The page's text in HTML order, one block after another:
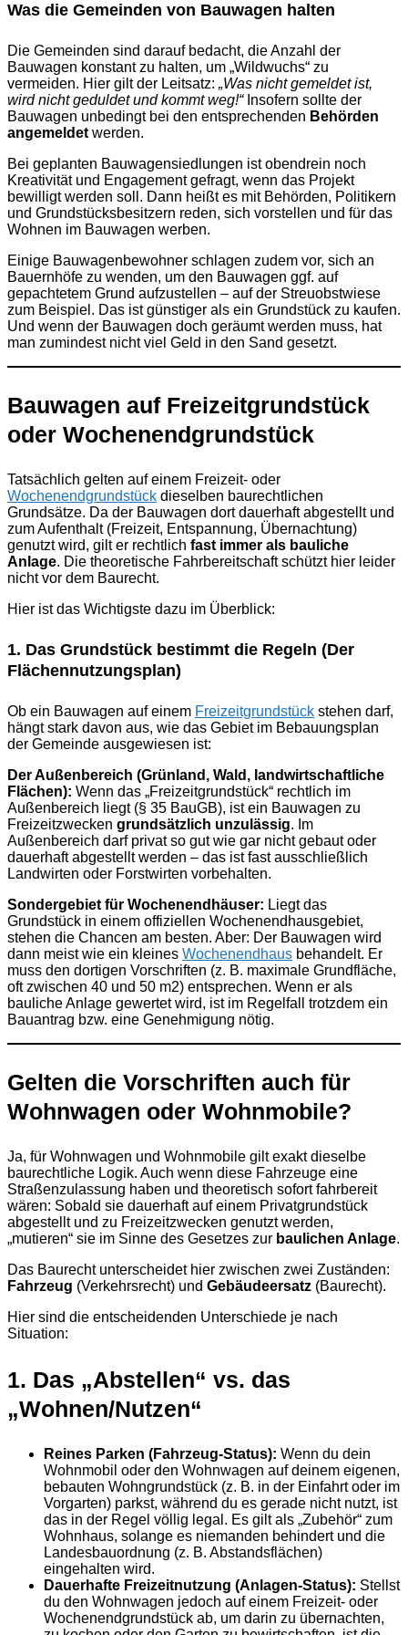
Was die Gemeinden von Bauwagen halten
Die Gemeinden sind darauf bedacht, die Anzahl der
Bauwagen konstant zu halten, um „Wildwuchs“ zu
vermeiden. Hier gilt der Leitsatz: „Was nicht gemeldet ist,
wird nicht geduldet und kommt weg!“Insofern sollte der
Bauwagen unbedingt bei den entsprechenden Behörden
angemeldet werden.
Bei geplanten Bauwagensiedlungen ist obendrein noch
Kreativität und Engagement gefragt, wenn das Projekt
bewilligt werden soll. Dann heißt es mit Behörden, Politikern
und Grundstücksbesitzern reden, sich vorstellen und für das
Wohnen im Bauwagen werben.
Einige Bauwagenbewohner schlagen zudem vor, sich an
Bauernhöfe zu wenden, um den Bauwagen ggf. auf
gepachtetem Grund aufzustellen – auf der Streuobstwiese
zum Beispiel. Das ist günstiger als ein Grundstück zu kaufen.
Und wenn der Bauwagen doch geräumt werden muss, hat
man zumindest nicht viel Geld in den Sand gesetzt.
Bauwagen auf Freizeitgrundstück
oder Wochenendgrundstück
Tatsächlich gelten auf einem Freizeit- oder
Wochenendgrundstück dieselben baurechtlichen
Grundsätze. Da der Bauwagen dort dauerhaft abgestellt und
zum Aufenthalt (Freizeit, Entspannung, Übernachtung)
genutzt wird, gilt er rechtlich fast immer als bauliche
Anlage. Die theoretische Fahrbereitschaft schützt hier leider
nicht vor dem Baurecht.
Hier ist das Wichtigste dazu im Überblick:
1. Das Grundstück bestimmt die Regeln (Der
Flächennutzungsplan)
Ob ein Bauwagen auf einem Freizeitgrundstück stehen darf,
hängt stark davon aus, wie das Gebiet im Bebauungsplan
der Gemeinde ausgewiesen ist:
Der Außenbereich (Grünland, Wald, landwirtschaftliche
Flächen): Wenn das „Freizeitgrundstück“ rechtlich im
Außenbereich liegt (§ 35 BauGB), ist ein Bauwagen zu
Freizeitzwecken grundsätzlich unzulässig. Im
Außenbereich darf privat so gut wie gar nicht gebaut oder
dauerhaft abgestellt werden – das ist fast ausschließlich
Landwirten oder Forstwirten vorbehalten.
Sondergebiet für Wochenendhäuser: Liegt das
Grundstück in einem offiziellen Wochenendhausgebiet,
stehen die Chancen am besten. Aber: Der Bauwagen wird
dann meist wie ein kleines Wochenendhaus behandelt. Er
muss den dortigen Vorschriften (z. B. maximale Grundfläche,
oft zwischen 40 und 50 m2) entsprechen. Wenn er als
bauliche Anlage gewertet wird, ist im Regelfall trotzdem ein
Bauantrag bzw. eine Genehmigung nötig.
Gelten die Vorschriften auch für
Wohnwagen oder Wohnmobile?
Ja, für Wohnwagen und Wohnmobile gilt exakt dieselbe
baurechtliche Logik. Auch wenn diese Fahrzeuge eine
Straßenzulassung haben und theoretisch sofort fahrbereit
wären: Sobald sie dauerhaft auf einem Privatgrundstück
abgestellt und zu Freizeitzwecken genutzt werden,
„mutieren“ sie im Sinne des Gesetzes zur baulichen Anlage.
Das Baurecht unterscheidet hier zwischen zwei Zuständen:
Fahrzeug (Verkehrsrecht) und Gebäudeersatz (Baurecht).
Hier sind die entscheidenden Unterschiede je nach
Situation:
1. Das „Abstellen“ vs. das
„Wohnen/Nutzen“
Reines Parken (Fahrzeug-Status): Wenn du dein
Wohnmobil oder den Wohnwagen auf deinem eigenen,
bebauten Wohngrundstück (z. B. in der Einfahrt oder im
Vorgarten) parkst, während du es gerade nicht nutzt, ist
das in der Regel völlig legal. Es gilt als „Zubehör“ zum
Wohnhaus, solange es niemanden behindert und die
Landesbauordnung (z. B. Abstandsflächen)
eingehalten wird.
Dauerhafte Freizeitnutzung (Anlagen-Status): Stellst
du den Wohnwagen jedoch auf einem Freizeit- oder
Wochenendgrundstück ab, um darin zu übernachten,